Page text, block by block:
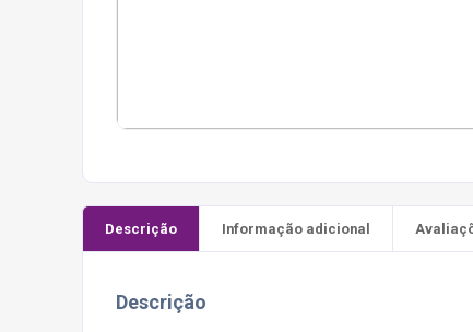
Descrição Informação adicional
Descrição